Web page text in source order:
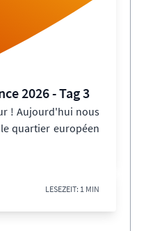
2026 - Tag 3
! Aujourd'hui nous
quartier européen
LESEZEIT: 1 MIN